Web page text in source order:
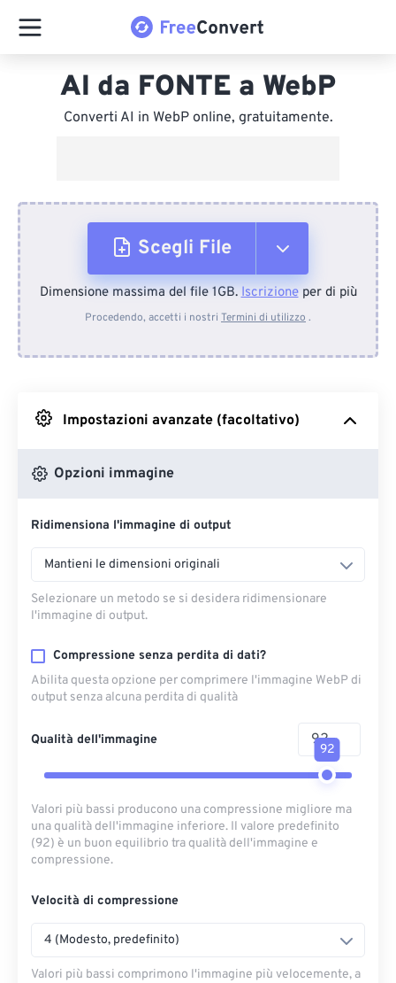
AI da FONTE a WebP
Converti AI in WebP online, gratuitamente.
Scegli File
Dal dispositivo
Da Google Drive
Dimensione massima del file 1GB.Iscrizioneper di più
Procedendo, accetti i nostri Termini di utilizzo .
Impostazioni avanzate (facoltativo)
Opzioni immagine
Ridimensiona l'immagine di output
Mantieni le dimensioni originali
Selezionare un metodo se si desidera ridimensionare
l'immagine di output.
Compressione senza perdita di dati?
Abilita questa opzione per comprimere l'immagine WebP di
output senza alcuna perdita di qualità
Qualità dell'immagine
92
Valori più bassi producono una compressione migliore ma
una qualità dell'immagine inferiore. Il valore predefinito
(92) è un buon equilibrio tra qualità dell'immagine e
compressione.
Velocità di compressione
4 (Modesto, predefinito)
Valori più bassi comprimono l'immagine più velocemente, a